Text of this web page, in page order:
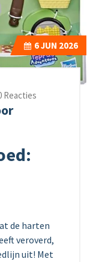
6JUN 2026
Reacties
de harten
veroverd,
uit! Met